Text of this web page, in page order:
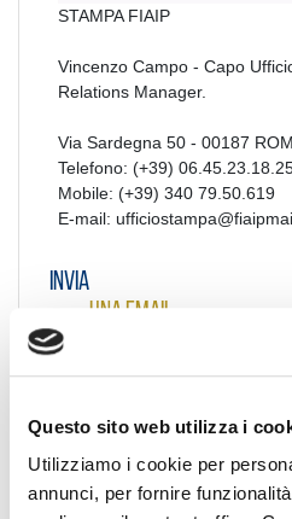
Questo sito web utilizza i
Utilizziamo i cookie per
annunci, per fornire
STAMPA FIAIP
Vincenzo Campo - Capo
Relations Manager.
Via Sardegna 50 - 00187
Telefono: (+39)
Mobile: (+39) 340 79.50.619
E-mail:
Invia
una email